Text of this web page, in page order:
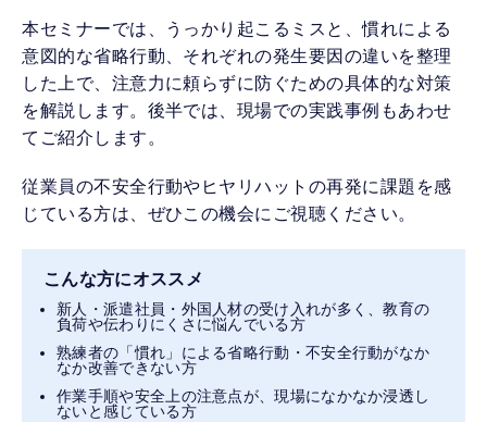
本セミナーでは、うっかり起こるミスと、慣れによる
意図的な省略行動、それぞれの発生要因の違いを整理
した上で、注意力に頼らずに防ぐための具体的な対策
を解説します。後半では、現場での実践事例もあわせ
てご紹介します。
従業員の不安全行動やヒヤリハットの再発に課題を感
じている方は、ぜひこの機会にご視聴ください。
こんな方にオススメ
新人・派遣社員・外国人材の受け入れが多く、教育の
負荷や伝わりにくさに悩んでいる方
熟練者の「慣れ」による省略行動・不安全行動がなか
なか改善できない方
作業手順や安全上の注意点が、現場になかなか浸透し
ないと感じている方